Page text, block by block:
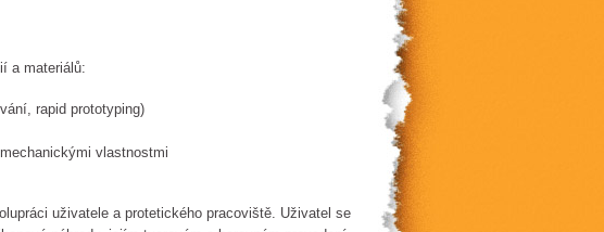
a materiálů:
rapid prototyping)
vlastnostmi
uživatele a protetického pracoviště. Uživatel se